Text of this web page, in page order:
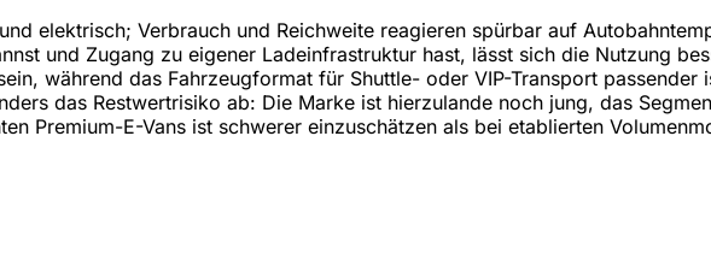
elektrisch; Verbrauch und Reichweite reagieren spürbar auf
und Zugang zu eigener Ladeinfrastruktur hast, lässt sich die Nutzung
während das Fahrzeugformat für Shuttle- oder VIP-Transport passender
das Restwertrisiko ab: Die Marke ist hierzulande noch jung, das
Premium-E-Vans ist schwerer einzuschätzen als bei etablierten